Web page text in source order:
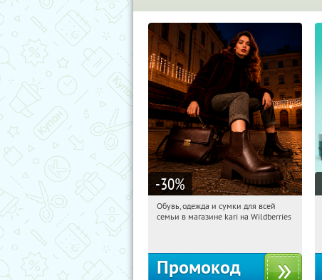
-30%
17:37:20 Получили:
Обувь, одежда и сумки для всей
семьи в магазине kari на Wildberries
Промокод